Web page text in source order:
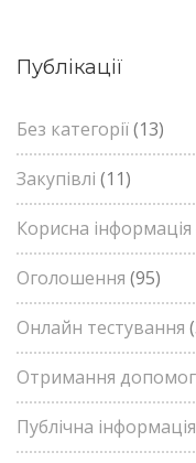
Публікації
Без категорії(13)
Закупівлі (11)
Корисна інформація
Оголошення (95)
Онлайн тестування
Отримання
Публічна інформація